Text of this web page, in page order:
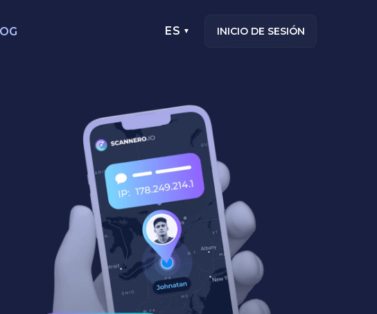
ES INICIO DE SESIÓN